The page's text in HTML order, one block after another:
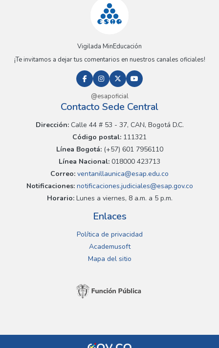
Vigilada MinEducación
¡Te invitamos a dejar tus comentarios en nuestros canales oficiales!
@esapoficial
Contacto Sede Central
Dirección:Calle 44 # 53 - 37, CAN, Bogotá D.C.
Código postal: 111321
Línea Bogotá:(+57) 601 7956110
Línea Nacional: 018000 423713
Correo: ventanillaunica@esap.edu.co
Notificaciones:notificaciones.judiciales@esap.gov.co
Horario:Lunes a viernes, 8 a.m. a 5 p.m.
Enlaces
Política de privacidad
Academusoft
Mapa del sitio